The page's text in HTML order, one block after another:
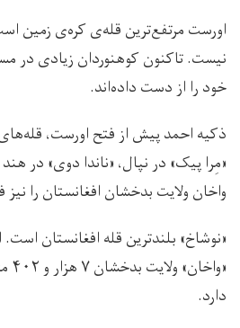
اورست مرتفع‌ترین قله‌ی کره‌ی زمین
نیست. تاکنون کوهنوردان زیادی در
خود را از دست داده‌اند.
ذکیه احمد پیش از فتح اورست،
«مِرا پیک» در نپال، «ناندا دوی» در
واخان ولایت بدخشان افغانستان را نیز
«نوشاخ» بلندترین قله افغانستان است.
دارد.